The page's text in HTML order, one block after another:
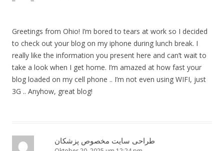
Greetings from Ohio! I’m bored to tears at work so I decided
to check out your blog on my iphone during lunch break. I
really like the information you present here and can’t wait to
take a look when I get home. I’m amazed at how fast your
blog loaded on my cell phone .. I’m not even using WIFI, just
3G .. Anyhow, great blog!
طراحی سایت مخصوص پزشکان